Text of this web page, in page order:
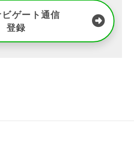
ゲート通信
登録